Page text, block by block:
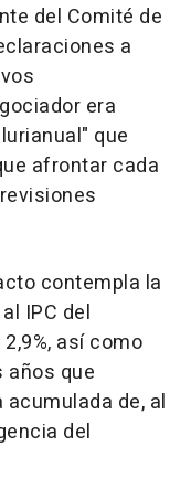
del Comité de
a
era
que
afrontar cada
contempla la
IPC del
así como
años que
de, al
del